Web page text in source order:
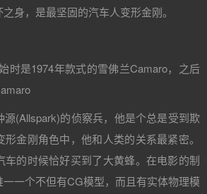
身，是最坚固的汽车人变形金刚。
时是1974年款式的雪佛兰Camaro，之后
源(Allspark)的侦察兵，他是个总是受到欺
金刚角色中，他和人类的关系最紧密。
车的时候恰好买到了大黄蜂。在电影的制
一个不但有CG模型，而且有实体物理模